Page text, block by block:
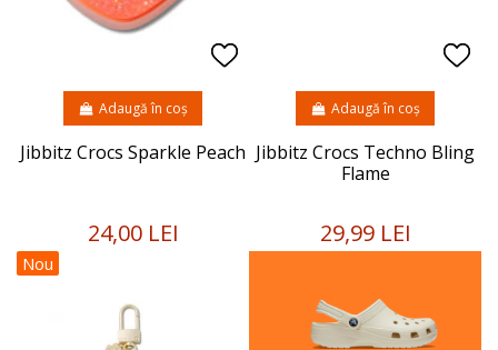
Jibbitz Crocs Sparkle Peach
24,00 LEI
Adaugă în coș
Jibbitz Crocs Techno Bling
Flame
29,99 LEI
Adaugă în coș
Nou